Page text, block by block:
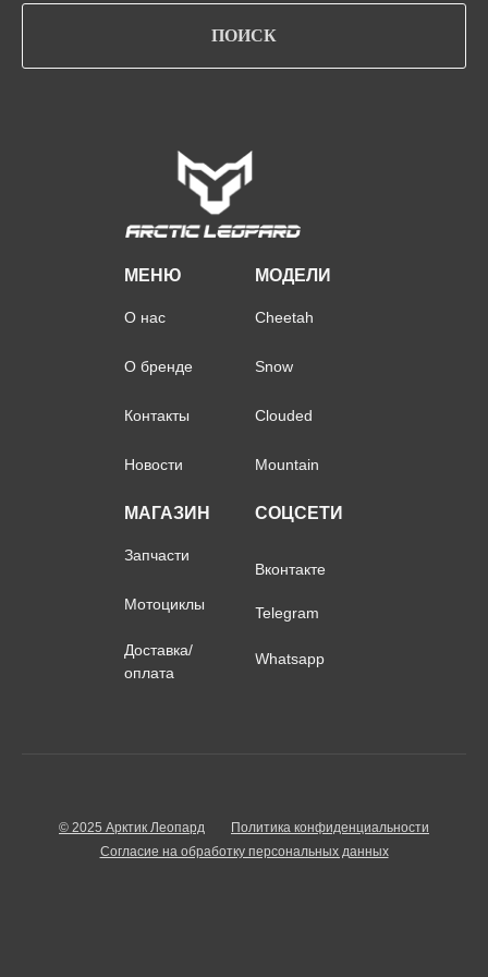
ПОИСК
Whatsapp
Telegram
Вконтакте
СОЦСЕТИ
Доставка/
оплата
Мотоциклы
Запчасти
МАГАЗИН
Mountain
Clouded
Snow
Cheetah
МОДЕЛИ
Новости
Контакты
О бренде
О нас
МЕНЮ
© 2025 Арктик Леопард
Политика конфиденциальности
Согласие на обработку персональных данных